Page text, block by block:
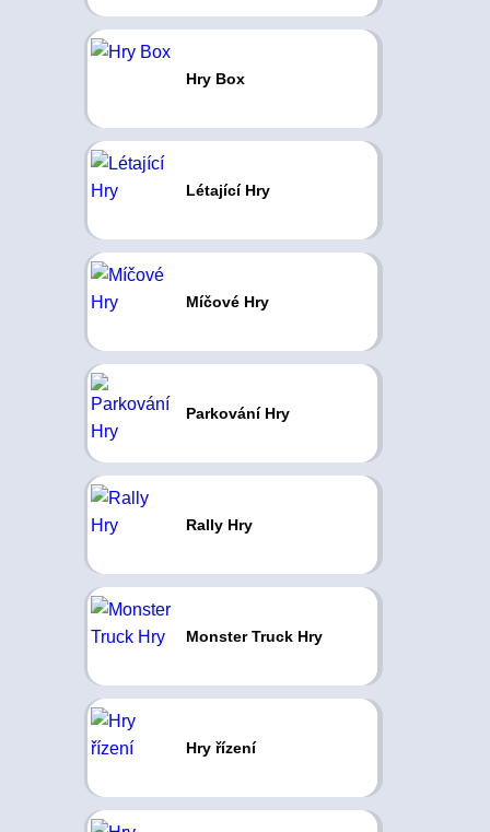
Hry Box
Létající Hry
Míčové Hry
Parkování Hry
Rally Hry
Monster Truck Hry
Hry řízení